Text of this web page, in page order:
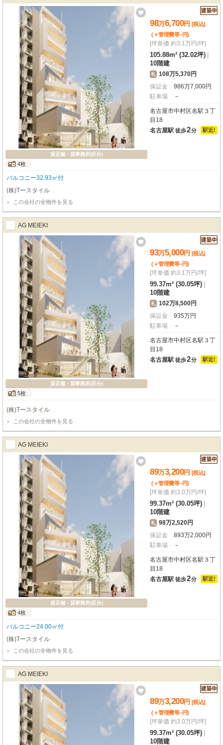
貸店舗・貸事務所(区分)
4枚
98万6,700円 [税込]
(＋管理費等-円)
[坪単価 約3.1万円/坪]
105.88m² (32.02坪)
10階建
礼 108万5,370円
保証金
986万7,000円
駐車場
－
名古屋市中村区名駅３丁
目18
名古屋駅 徒歩2分 駅近!
バルコニー32.93㎡付
(株)Tースタイル
この会社の全物件を見る
AG MEIEKI
貸店舗・貸事務所(区分)
5枚
93万5,000円 [税込]
(＋管理費等-円)
[坪単価 約3.1万円/坪]
99.37m² (30.05坪)
10階建
礼 102万8,500円
保証金
935万円
駐車場
－
名古屋市中村区名駅３丁
目18
名古屋駅 徒歩2分 駅近!
(株)Tースタイル
この会社の全物件を見る
AG MEIEKI
貸店舗・貸事務所(区分)
4枚
89万3,200円 [税込]
(＋管理費等-円)
[坪単価 約3.0万円/坪]
99.37m² (30.05坪)
10階建
礼 98万2,520円
保証金
893万2,000円
駐車場
－
名古屋市中村区名駅３丁
目18
名古屋駅 徒歩2分 駅近!
バルコニー24.00㎡付
(株)Tースタイル
この会社の全物件を見る
AG MEIEKI
89万3,200円 [税込]
(＋管理費等-円)
[坪単価 約3.0万円/坪]
99.37m² (30.05坪)
10階建